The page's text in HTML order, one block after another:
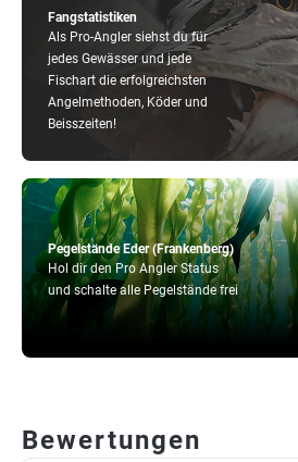
Pegelstände Eder (Frankenberg)
Hol dir den Pro Angler Status
und schalte alle Pegelstände frei
Fangstatistiken
Als Pro-Angler siehst du für
jedes Gewässer und jede
Fischart die erfolgreichsten
Angelmethoden, Köder und
Beisszeiten!
Bewertungen